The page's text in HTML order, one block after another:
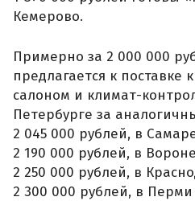
Кемерово.
Примерно за 2 000 000
предлагается к поставке
салоном и климат-
Петербурге за
2 045 000 рублей, в
2 190 000 рублей, в
2 250 000 рублей, в
2 300 000 рублей, в